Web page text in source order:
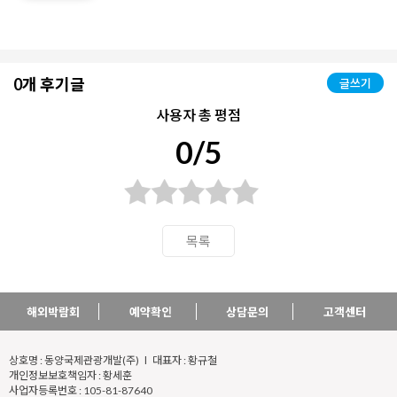
0개 후기글 글쓰기
사용자 총 평점
0/5
목록
해외박람회 예약확인 상담문의 고객센터
상호명 : 동양국제관광개발(주) l 대표자 : 황규철
개인정보보호책임자 : 황세훈
사업자등록번호 : 105-81-87640